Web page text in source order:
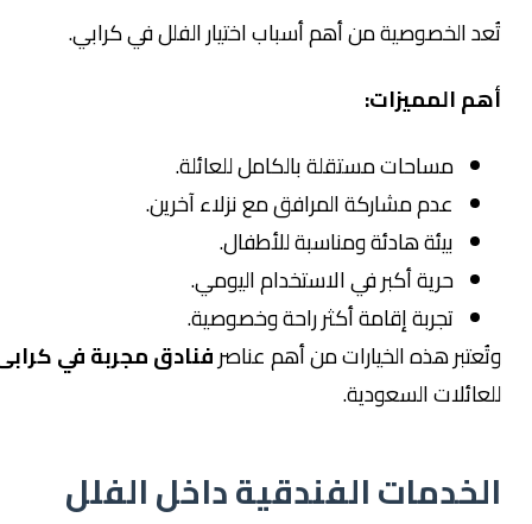
من أهم أسباب اختيار الفلل في كرابي.
مساحات مستقلة بالكامل للعائلة.
عدم مشاركة المرافق مع نزلاء آخرين.
بيئة هادئة ومناسبة للأطفال.
حرية أكبر في الاستخدام اليومي.
تجربة إقامة أكثر راحة وخصوصية.
هذه الخيارات من أهم عناصرفنادق مجربة في كرابى
السعودية.
الفندقية داخل الفلل